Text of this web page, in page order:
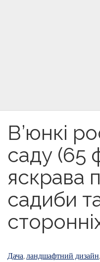
В’юнкі
саду (65
яскрава
садиби
Дача,ландшафтний дизайн,